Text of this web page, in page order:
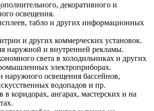
декоративного и
освещения.
табло и других информационных
и других коммерческих установок.
наружной и внутренней рекламы.
света в холодильниках и других
электроприборах.
наружного освещения бассейнов,
водопадов и пр.
в коридорах, ангарах, мастерских и на